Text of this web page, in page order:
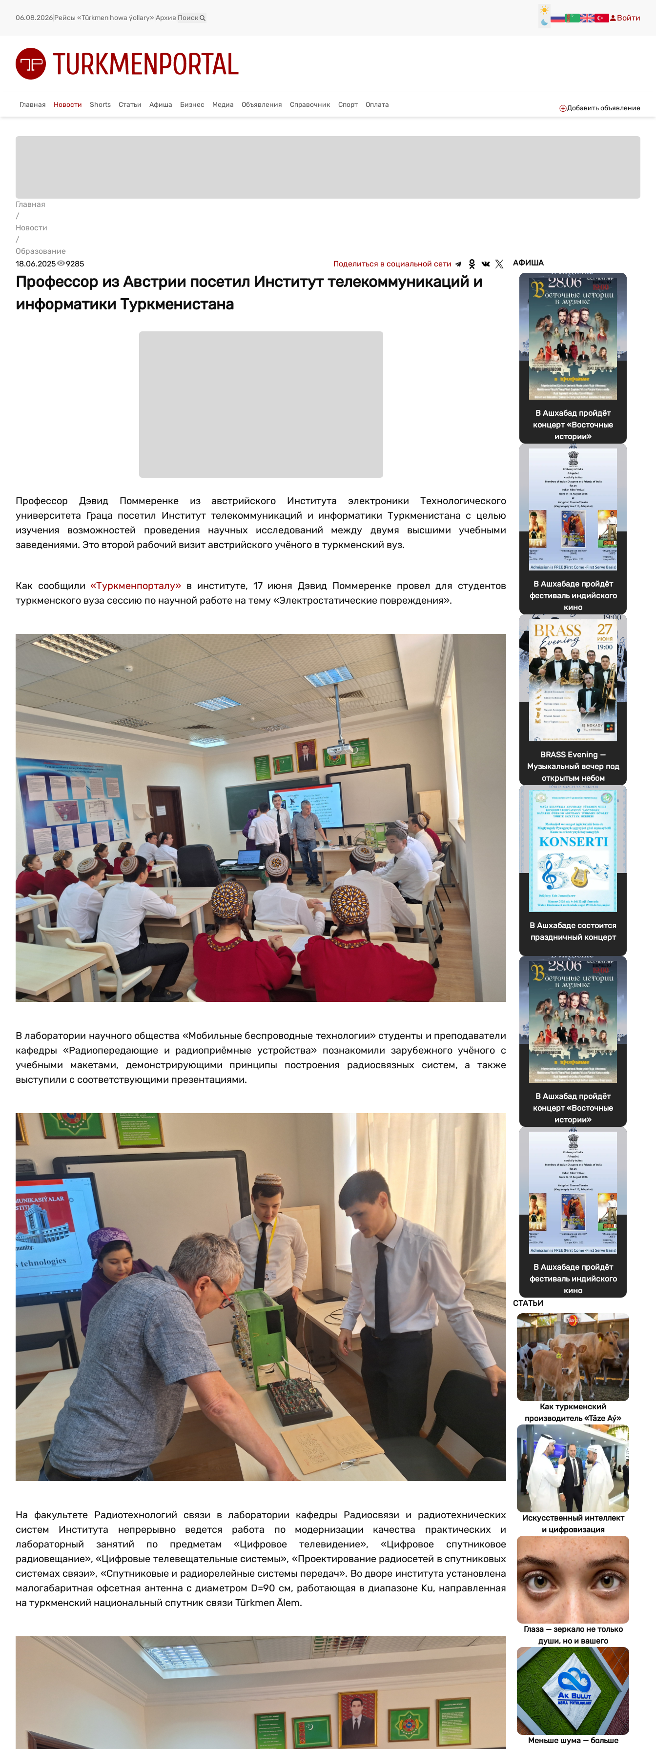
06.08.2026 Рейсы «Türkmen howa ýollary» Архив Поиск Войти
Главная Новости Shorts Статьи Афиша Бизнес Медиа Объявления Справочник Спорт Оплата Добавить объявление
Главная
/
Новости
/
Образование
18.06.2025
9285 Поделиться в социальной сети
Профессор из Австрии посетил Институт телекоммуникаций и
информатики Туркменистана
Профессор Дэвид Поммеренке из австрийского Института электроники Технологического
университета Граца посетил Институт телекоммуникаций и информатики Туркменистана с целью
изучения возможностей проведения научных исследований между двумя высшими учебными
заведениями. Это второй рабочий визит австрийского учёного в туркменский вуз.
Как сообщили«Туркменпорталу» в институте, 17 июня Дэвид Поммеренке провел для студентов
туркменского вуза сессию по научной работе на тему «Электростатические повреждения».
В лаборатории научного общества «Мобильные беспроводные технологии» студенты и преподаватели
кафедры «Радиопередающие и радиоприёмные устройства» познакомили зарубежного учёного с
учебными макетами, демонстрирующими принципы построения радиосвязных систем, а также
выступили с соответствующими презентациями.
На факультете Радиотехнологий связи в лаборатории кафедры Радиосвязи и радиотехнических
систем Института непрерывно ведется работа по модернизации качества практических и
лабораторный занятий по предметам «Цифровое телевидение», «Цифровое спутниковое
радиовещание», «Цифровые телевещательные системы», «Проектирование радиосетей в спутниковых
системах связи», «Спутниковые и радиорелейные системы передач». Во дворе института установлена
​​малогабаритная офсетная антенна с диаметром D=90 см, работающая в диапазоне Ku, направленная
на туркменский национальный спутник связи Türkmen Älem.
АФИША
В Ашхабад пройдёт
концерт «Восточные
истории»
В Ашхабаде пройдёт
фестиваль индийского
кино
BRASS Evening —
Музыкальный вечер под
открытым небом
В Ашхабаде состоится
праздничный концерт
В Ашхабад пройдёт
концерт «Восточные
истории»
В Ашхабаде пройдёт
фестиваль индийского
кино
СТАТЬИ
Как туркменский
производитель «Täze Aý»
контролирует качество
мяса от фермы до прилавка
Искусственный интеллект
и цифровизация
определяют будущее
энергетики
Туркменистана
Глаза — зеркало не только
души, но и вашего
здоровья: как ИИ находит
болезни по фотографии
Меньше шума — больше